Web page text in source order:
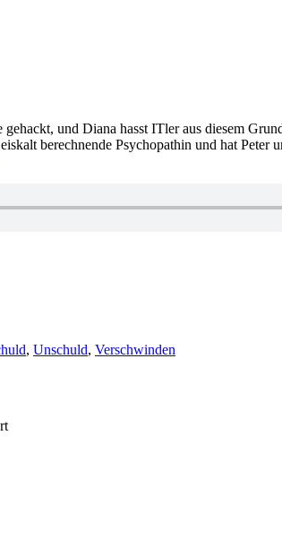
und Diana hasst ITler aus diesem
berechnende Psychopathin und hat Peter
, Unschuld, Verschwinden